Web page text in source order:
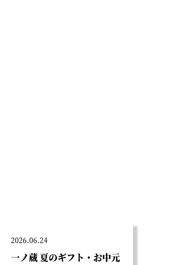
2026.06.24
一ノ蔵 夏のギフト・お中元